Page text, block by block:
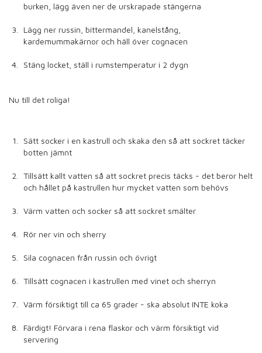
burken, lägg även ner de urskrapade stängerna
Lägg ner russin, bittermandel, kanelstång,
kardemummakärnor och häll över cognacen
Stäng locket, ställ i rumstemperatur i 2 dygn
Nu till det roliga!
Sätt socker i en kastrull och skaka den så att sockret täcker
botten jämnt
Tillsätt kallt vatten så att sockret precis täcks - det beror helt
och hållet på kastrullen hur mycket vatten som behövs
Värm vatten och socker så att sockret smälter
Rör ner vin och sherry
Sila cognacen från russin och övrigt
Tillsätt cognacen i kastrullen med vinet och sherryn
Värm försiktigt till ca 65 grader - ska absolut INTE koka
Färdigt! Förvara i rena flaskor och värm försiktigt vid
servering